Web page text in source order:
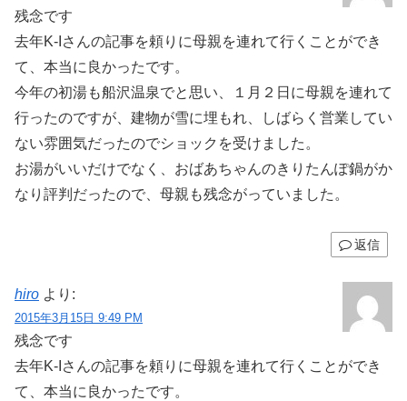
残念です
去年K-Iさんの記事を頼りに母親を連れて行くことができ
て、本当に良かったです。
今年の初湯も船沢温泉でと思い、１月２日に母親を連れて
行ったのですが、建物が雪に埋もれ、しばらく営業してい
ない雰囲気だったのでショックを受けました。
お湯がいいだけでなく、おばあちゃんのきりたんぽ鍋がか
なり評判だったので、母親も残念がっていました。
返信
hiro より:
2015年3月15日 9:49 PM
残念です
去年K-Iさんの記事を頼りに母親を連れて行くことができ
て、本当に良かったです。